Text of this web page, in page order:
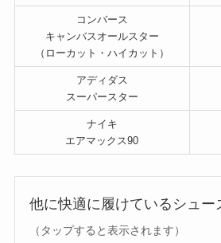
コンバース
キャンバスオールスター
（ローカット・ハイカット）
アディダス
スーパースター
ナイキ
エアマックス90
他に快適に履けているシュー
（タップすると表示されます）